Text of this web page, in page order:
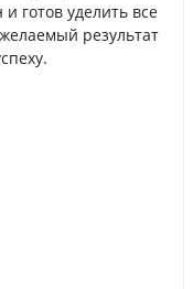
готов уделить все
результат